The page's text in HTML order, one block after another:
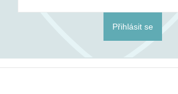
Přihlásit se